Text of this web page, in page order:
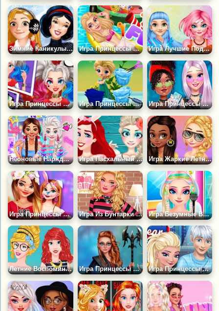
Зимние Каникулы Дисней Принцесс Игра Принцессы Вечеринка у Бассейна Игра Лучшие Подруги Волшебницы
Игра Принцессы Диснея: Сватовство Игра Принцессы и Вечный Цветок Игра Принцессы Рейв Модный Стиль Одевалка
Неоновые Наряды для Принцесс Игра Пасхальный Сюрприз для Принцесс Игра Жаркие Летние Дни Принцесс
Игра Принцессы Украшают Дом Игра Из Бунтарки в Милашку Игра Безумные Выходные Принцесс Диснея
Летние Воспоминания Принцесс Игра Принцессы Кентавры Игра Принцессы Диснея: Пара Года